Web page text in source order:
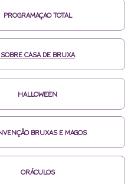
PROGRAMAÇAO TOTAL
SOBRE CASA DE BRUXA
HALLOWEEN
BRUXAS E MAGOS
ORÁCULOS